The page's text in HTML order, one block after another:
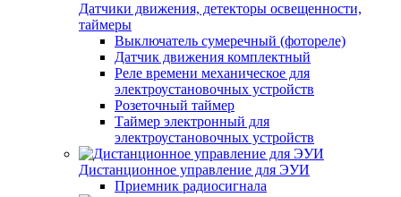
Датчики движения, детекторы освещенности,
таймеры
Выключатель сумеречный (фотореле)
Датчик движения комплектный
Реле времени механическое для
электроустановочных устройств
Розеточный таймер
Таймер электронный для
электроустановочных устройств
Дистанционное управление для ЭУИ
Приемник радиосигнала